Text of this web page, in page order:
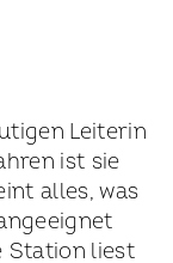
Leiterin
ist sie
alles, was
Station liest